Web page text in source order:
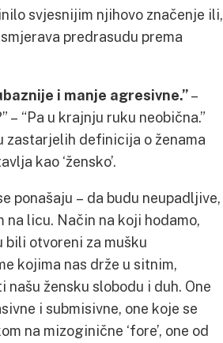
svjesnijim njihovo značenje ili,
predrasudu prema
i manje agresivne.”–
– “Pa u krajnju ruku neobična.”
zastarjelih definicija o ženama
kao ‘žensko’.
ponašaju – da budu neupadljive,
na licu. Način na koji hodamo,
bili otvoreni za mušku
kojima nas drže u sitnim,
žensku slobodu i duh. One
i submisivne, one koje se
na mizoginične ‘fore’, one od